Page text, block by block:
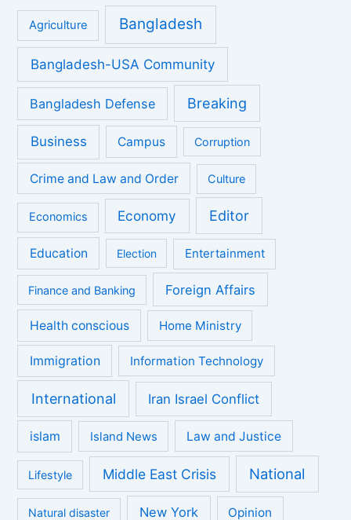
Agriculture Bangladesh
Bangladesh-USA Community
Bangladesh Defense Breaking
Business Campus Corruption
Crime and Law and Order Culture
Economics Economy Editor
Education Election Entertainment
Finance and Banking Foreign Affairs
Health conscious Home Ministry
Immigration Information Technology
International Iran Israel Conflict
islam Island News Law and Justice
Lifestyle Middle East Crisis National
Natural disaster New York Opinion